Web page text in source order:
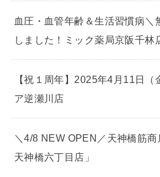
血圧・血管年齢＆生活習慣病＼
しました！ミック薬局京阪千林
【祝１周年】2025年4月11日
ア逆瀬川店
＼4/8 NEW OPEN／天神橋筋
天神橋六丁目店」